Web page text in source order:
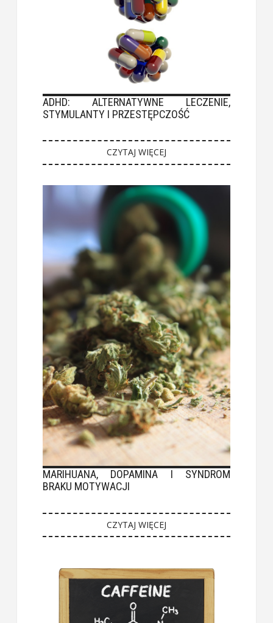
ADHD: ALTERNATYWNE LECZENIE,
STYMULANTY I PRZESTĘPCZOŚĆ
CZYTAJ WIĘCEJ
MARIHUANA, DOPAMINA I SYNDROM
BRAKU MOTYWACJI
CZYTAJ WIĘCEJ